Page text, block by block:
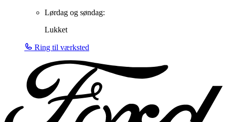
Lørdag og søndag:
Lukket
Ring til værksted